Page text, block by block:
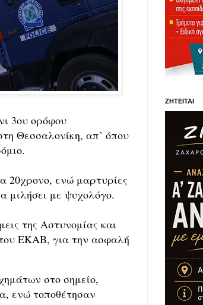
3ου ορόφου
Θεσσαλονίκη, απ’ όπου
20χρονο, ενώ μαρτυρίες
μιλήσει με ψυχολόγο.
της Αστυνομίας και
ΕΚΑΒ, για την ασφαλή
στο σημείο,
ενώ τοποθέτησαν
ΖΗΤΕΙΤΑΙ